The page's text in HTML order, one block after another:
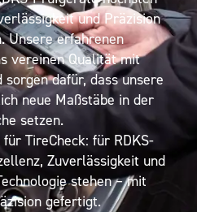
und Präzision
Unsere erfahrenen
vereinen Qualität mit
dafür, dass unsere
neue Maßstäbe in der
setzen.
TireCheck: für RDKS-
Zuverlässigkeit und
stehen – mit
gefertigt.